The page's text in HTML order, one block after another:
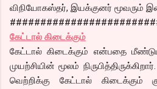
விநியோகஸ்தர், இயக்குனர் மூவரும்
கேட்டால் கிடைக்கும்
கேட்டால் கிடைக்கும் என்பதை
முயற்சியின் மூலம்
வெற்றிக்கு கேட்டால் கிடைக்கும்